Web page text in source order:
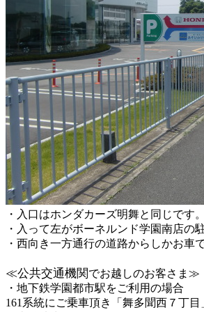
・入口はホンダカーズ明舞と同じです。
・入って左がボーネルンド学園南店の
・西向き一方通行の道路からしかお
≪公共交通機関でお越しのお客さま≫
・地下鉄学園都市駅をご利用の場合
161系統にご乗車頂き「舞多聞西７丁目